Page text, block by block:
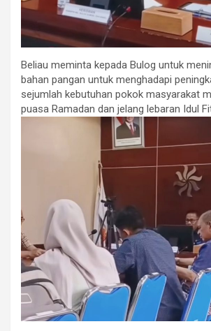
Beliau meminta kepada Bulog untuk
bahan pangan untuk menghadapi
sejumlah kebutuhan pokok masyarakat
puasa Ramadan dan jelang lebaran Idul